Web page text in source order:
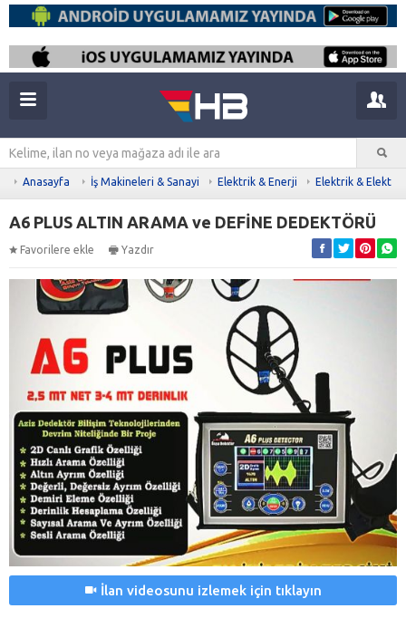
Anasayfa İş Makineleri & Sanayi Elektrik & Enerji Elektrik &
A6 PLUS ALTIN ARAMA ve DEFİNE DEDEKTÖRÜ
Favorilere ekle Yazdır
İlan videosunu izlemek için tıklayın